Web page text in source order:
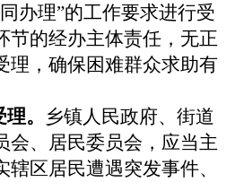
办理”的工作要求进行受
节的经办主体责任，无正
理，确保困难群众求助有
。
乡镇人民政府、街道
会、居民委员会，应当主
区居民遭遇突发事件、